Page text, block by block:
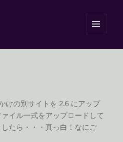
けの別サイトを 2.6 にアップ
イル一式をアップロードして
たら・・・真っ白！なにご